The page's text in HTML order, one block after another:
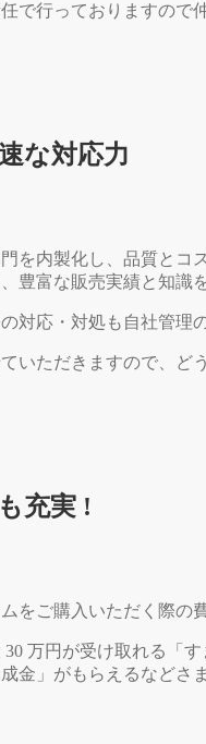
で行っておりますので
な対応力
を内製化し、品質と
豊富な販売実績と知識
対応・対処も自社管理
いただきますので、ど
充実 !
をご購入いただく際の
万円が受け取れる「
金」がもらえるなど